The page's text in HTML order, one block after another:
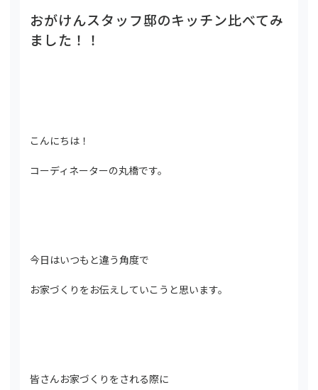
おがけんスタッフ邸のキッチン比べてみ
ました！！
こんにちは！
コーディネーターの丸橋です。
今日はいつもと違う角度で
お家づくりをお伝えしていこうと思います。
皆さんお家づくりをされる際に